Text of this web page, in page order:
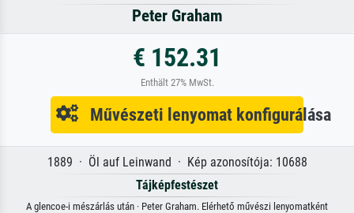
Peter Graham
€ 152.31
Enthält 27% MwSt.
Művészeti lenyomat konfigurálása
1889 · Öl auf Leinwand · Kép azonosítója: 10688
Tájképfestészet
A glencoe-i mészárlás után · Peter Graham. Elérhető művészi lenyomatként